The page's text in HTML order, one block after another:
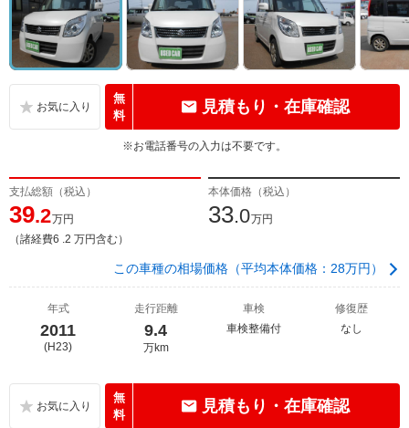
無
料
見積もり・在庫確認
※お電話番号の入力は不要です。
支払総額（税込）
39.2万円
（諸経費6 .2 万円含む）
本体価格（税込）
33.0万円
この車種の相場価格（平均本体価格：28万円）
年式
2011
(H23)
走行距離
9.4
万km
車検
車検整備付
修復歴
なし
無
料
見積もり・在庫確認